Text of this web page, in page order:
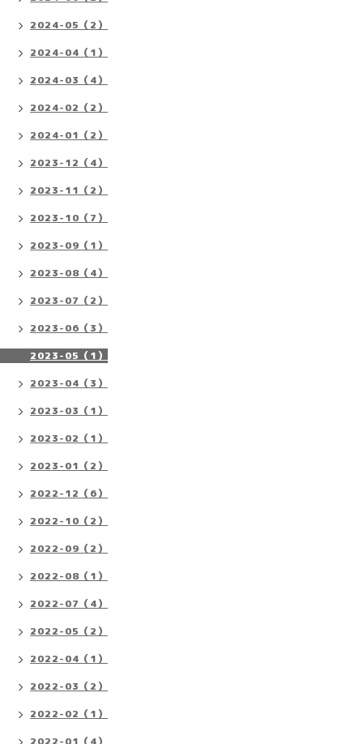
2024-05（2）
2024-04（1）
2024-03（4）
2024-02（2）
2024-01（2）
2023-12（4）
2023-11（2）
2023-10（7）
2023-09（1）
2023-08（4）
2023-07（2）
2023-06（3）
2023-05（1）
2023-04（3）
2023-03（1）
2023-02（1）
2023-01（2）
2022-12（6）
2022-10（2）
2022-09（2）
2022-08（1）
2022-07（4）
2022-05（2）
2022-04（1）
2022-03（2）
2022-02（1）
2022-01（4）